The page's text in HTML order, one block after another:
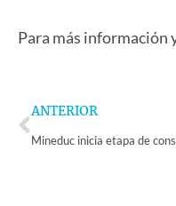
Para más información
Prev
ANTERIOR